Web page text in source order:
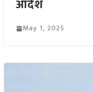
आदेश
May 1, 2025